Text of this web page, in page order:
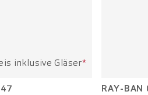
inklusive Gläser*
RAY-BAN